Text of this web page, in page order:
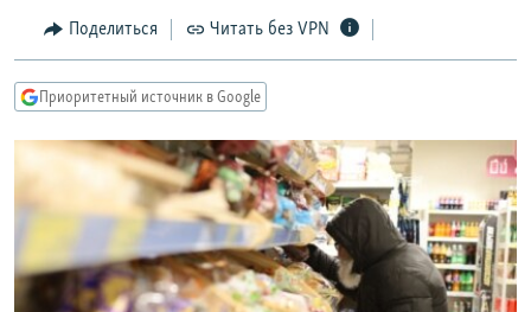
Вернутся
главной
навигации
Вернутся
поиску
МНЕНИЯ
IDEL.РЕАЛИИ
КАВКАЗ.РЕАЛИИ
СЕВЕР.РЕАЛИИ
СИБИРЬ.РЕАЛИИ
РАСПИСАНИЕ ВЕЩАНИЯ
Поделиться Читать без VPN
Приоритетный источник в Google